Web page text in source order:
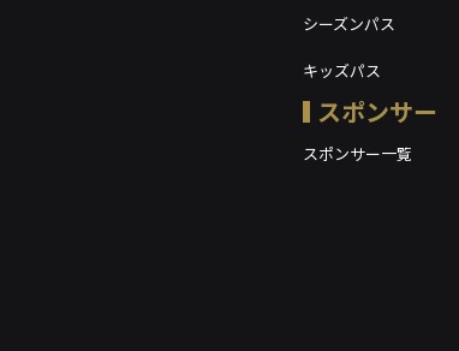
シーズンパス
キッズパス
スポンサー
スポンサー一覧